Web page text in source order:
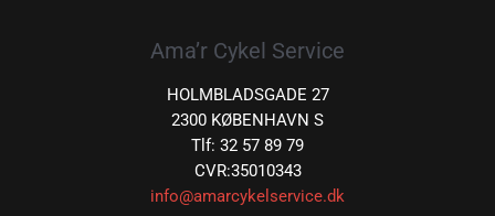
Ama’r Cykel Service
HOLMBLADSGADE 27
2300 KØBENHAVN S
Tlf: 32 57 89 79
CVR:35010343
info@amarcykelservice.dk